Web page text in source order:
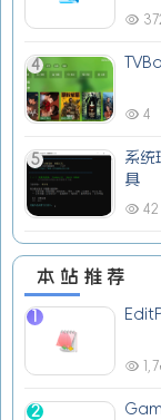
4
4
5
系统
具
42
本站推荐
1
2